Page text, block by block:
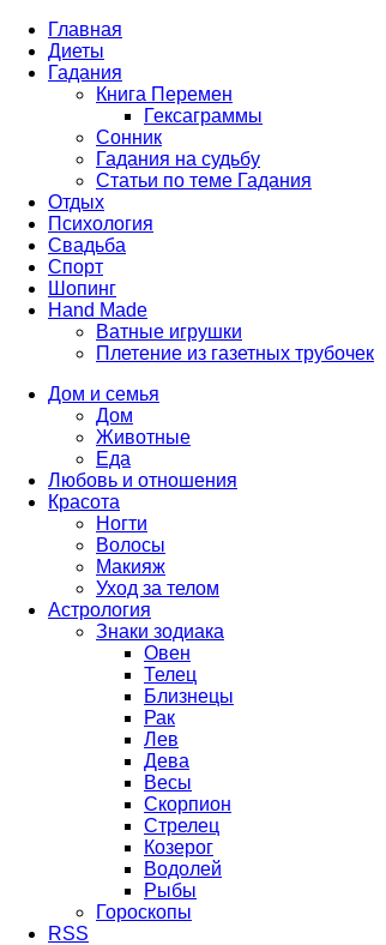
Главная
Диеты
Гадания
Книга Перемен
Гексаграммы
Сонник
Гадания на судьбу
Статьи по теме Гадания
Отдых
Психология
Свадьба
Спорт
Шопинг
Hand Made
Ватные игрушки
Плетение из газетных трубочек
Дом и семья
Дом
Животные
Еда
Любовь и отношения
Красота
Ногти
Волосы
Макияж
Уход за телом
Астрология
Знаки зодиака
Овен
Телец
Близнецы
Рак
Лев
Дева
Весы
Скорпион
Стрелец
Козерог
Водолей
Рыбы
Гороскопы
RSS